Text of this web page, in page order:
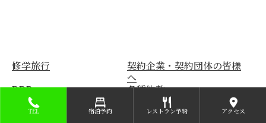
修学旅行
契約企業・契約団体の皆様
へ
DDR
各種約款
会社概要
採用情報
TEL 宿泊予約 レストラン予約 アクセス